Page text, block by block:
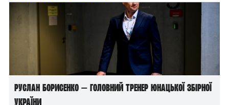
Руслан Борисенко — головний тренер юнацької збірної
України